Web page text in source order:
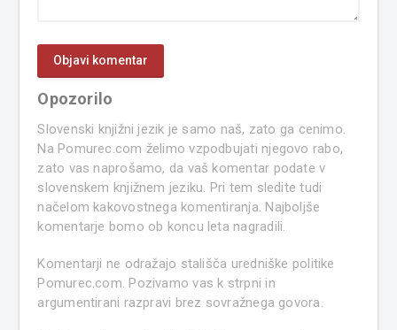
Opozorilo
Slovenski knjižni jezik je samo naš, zato ga cenimo.
Na Pomurec.com želimo vzpodbujati njegovo rabo,
zato vas naprošamo, da vaš komentar podate v
slovenskem knjižnem jeziku. Pri tem sledite tudi
načelom kakovostnega komentiranja. Najboljše
komentarje bomo ob koncu leta nagradili.
Komentarji ne odražajo stališča uredniške politike
Pomurec.com. Pozivamo vas k strpni in
argumentirani razpravi brez sovražnega govora.